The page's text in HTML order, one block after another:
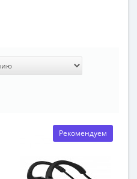
Рекомендуем